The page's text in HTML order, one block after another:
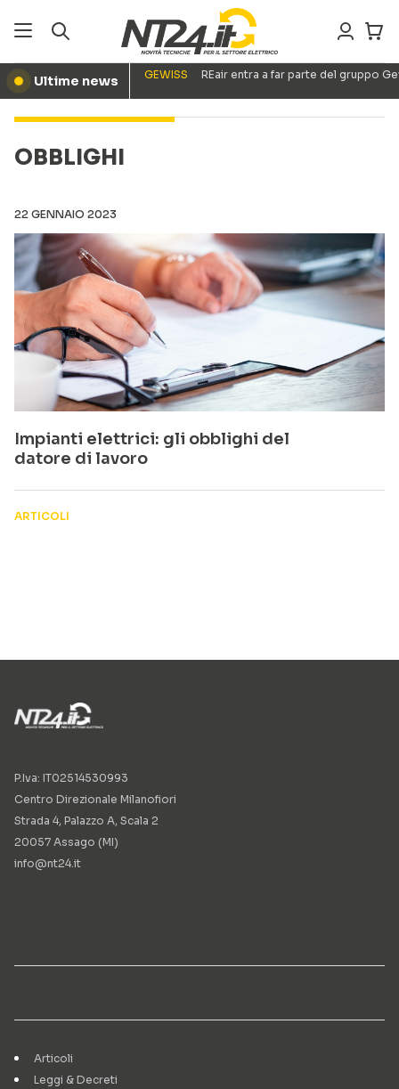
● Ultime news GEWISS REair entra a far parte del gruppo
OBBLIGHI
22 GENNAIO 2023
Impianti elettrici: gli obblighi del
datore di lavoro
ARTICOLI
P.Iva: IT02514530993
Centro Direzionale Milanofiori
Strada 4, Palazzo A, Scala 2
20057 Assago (MI)
info@nt24.it
Articoli
Leggi & Decreti